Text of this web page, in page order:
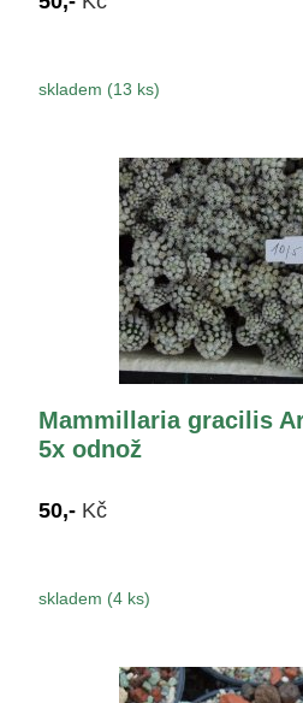
skladem (13 ks)
Mammillaria gracilis
5x odnož
50,- Kč
skladem (4 ks)